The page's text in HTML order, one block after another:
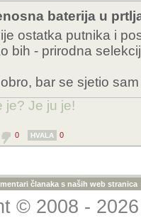
baterija u
ostatka putnika i
bih - prirodna
bar se sjetio
je? Je ju je!
0 HVALA 0
članaka s naših web stranica
© 2008 -